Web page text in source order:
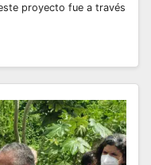
proyecto fue a través